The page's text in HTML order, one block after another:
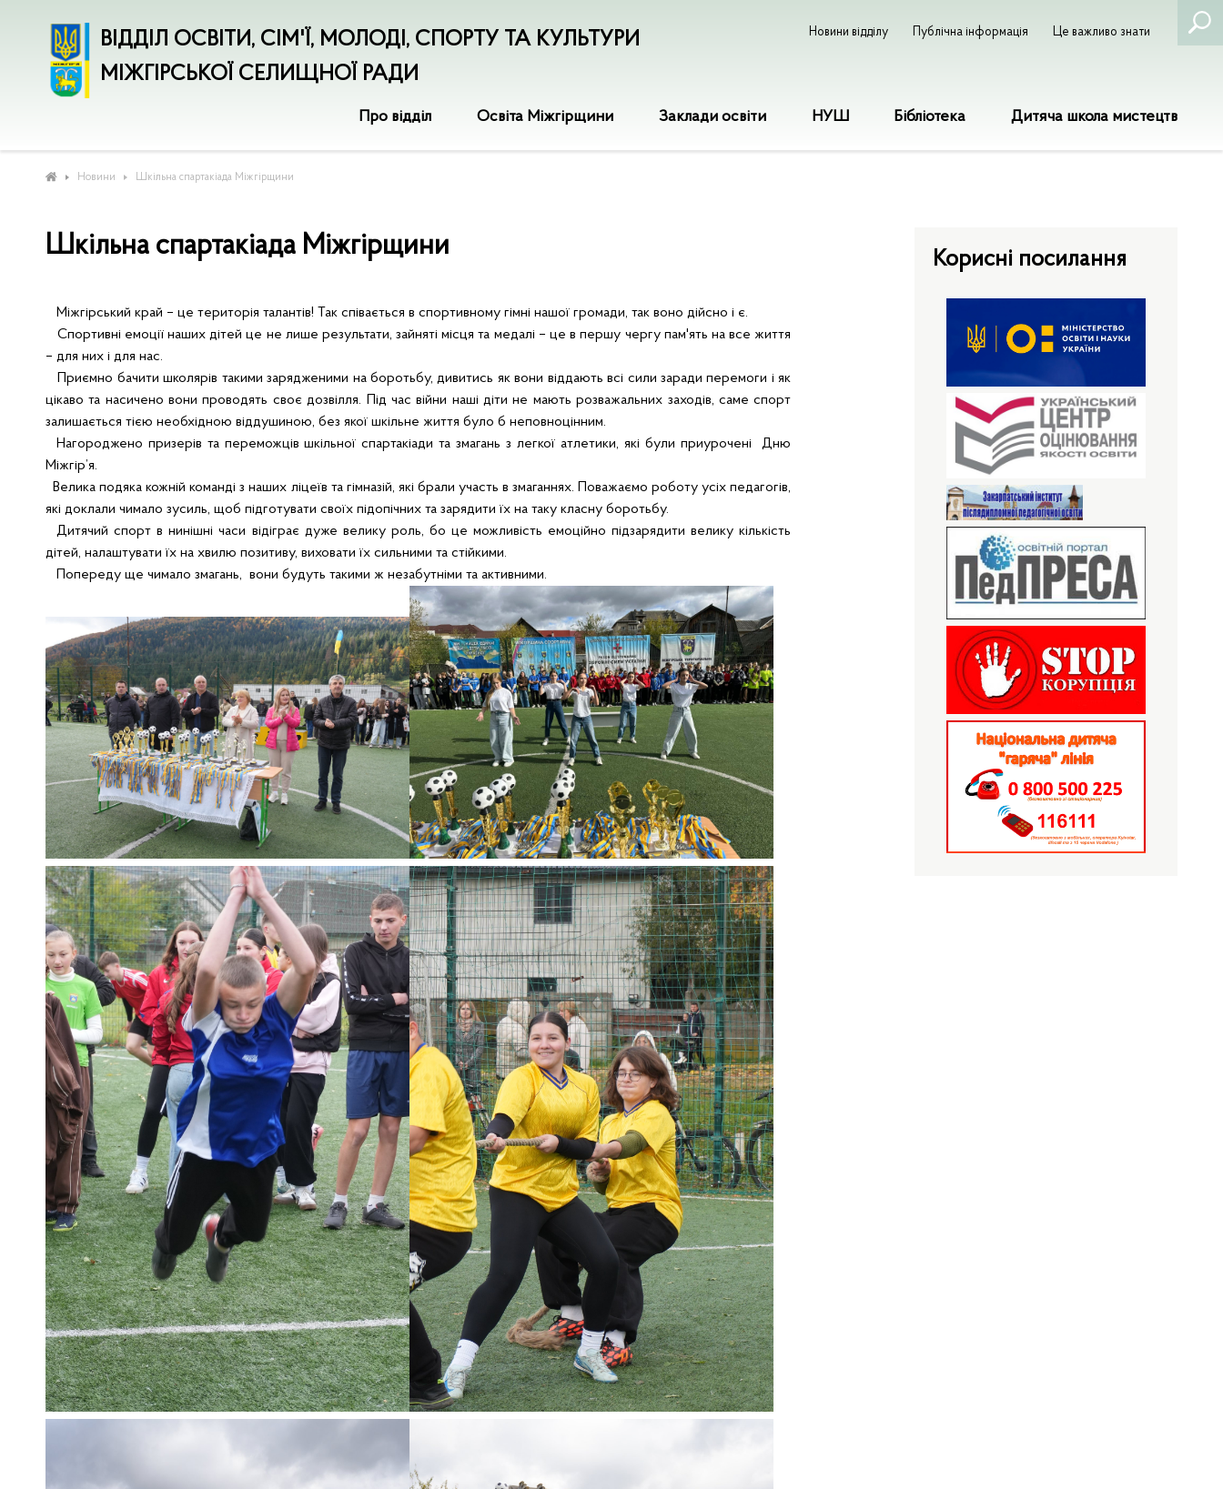
ВІДДІЛ ОСВІТИ, СІМ'Ї, МОЛОДІ, СПОРТУ ТА КУЛЬТУРИ
МІЖГІРСЬКОЇ СЕЛИЩНОЇ РАДИ
Новини відділу Публічна інформація Це важливо знати
Про відділ Освіта Міжгірщини Заклади освіти НУШ Бібліотека Дитяча школа мистецтв
Новини Шкільна спартакіада Міжгірщини
Шкільна спартакіада Міжгірщини
Міжгірський край – це територія талантів! Так співається в спортивному гімні нашої громади, так воно дійсно і є.
Спортивні емоції наших дітей це не лише результати, зайняті місця та медалі – це в першу чергу пам'ять на все життя
– для них і для нас.
Приємно бачити школярів такими зарядженими на боротьбу, дивитись як вони віддають всі сили заради перемоги і як
цікаво та насичено вони проводять своє дозвілля. Під час війни наші діти не мають розважальних заходів, саме спорт
залишається тією необхідною віддушиною, без якої шкільне життя було б неповноцінним.
Нагороджено призерів та переможців шкільної спартакіади та змагань з легкої атлетики, які були приурочені Дню
Міжгір’я.
Велика подяка кожній команді з наших ліцеїв та гімназій, які брали участь в змаганнях. Поважаємо роботу усіх педагогів,
які доклали чимало зусиль, щоб підготувати своїх підопічних та зарядити їх на таку класну боротьбу.
Дитячий спорт в нинішні часи відіграє дуже велику роль, бо це можливість емоційно підзарядити велику кількість
дітей, налаштувати їх на хвилю позитиву, виховати їх сильними та стійкими.
Попереду ще чимало змагань, вони будуть такими ж незабутніми та активними.
Корисні посилання